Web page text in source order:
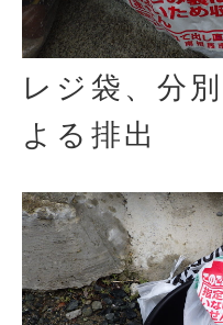
レジ袋、分
よる排出